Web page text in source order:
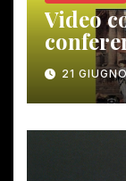
Video
1221